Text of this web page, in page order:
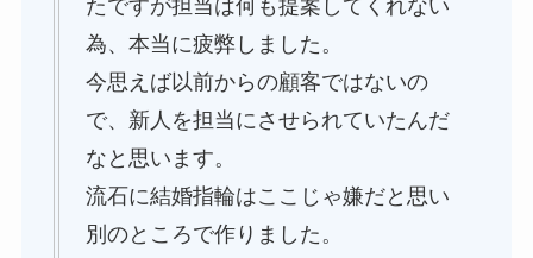
たですが担当は何も提案してくれない
為、本当に疲弊しました。
今思えば以前からの顧客ではないの
で、新人を担当にさせられていたんだ
なと思います。
流石に結婚指輪はここじゃ嫌だと思い
別のところで作りました。